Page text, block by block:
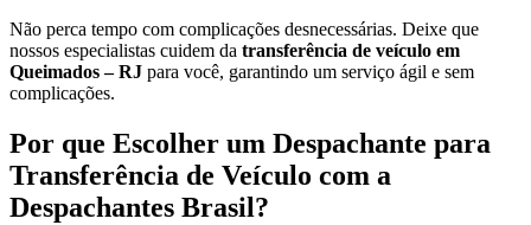
Não perca tempo com complicações desnecessárias. Deixe que
nossos especialistas cuidem da transferência de veículo em
Queimados – RJ para você, garantindo um serviço ágil e sem
complicações.
Por que Escolher um Despachante para
Transferência de Veículo com a
Despachantes Brasil?